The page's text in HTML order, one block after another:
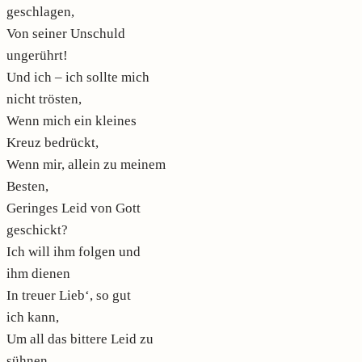
geschlagen,
Von seiner Unschuld
ungerührt!
Und ich – ich sollte mich
nicht trösten,
Wenn mich ein kleines
Kreuz bedrückt,
Wenn mir, allein zu meinem
Besten,
Geringes Leid von Gott
geschickt?
Ich will ihm folgen und
ihm dienen
In treuer Lieb‘, so gut
ich kann,
Um all das bittere Leid zu